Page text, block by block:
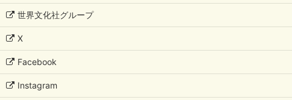
世界文化社グループ
X
Facebook
Instagram